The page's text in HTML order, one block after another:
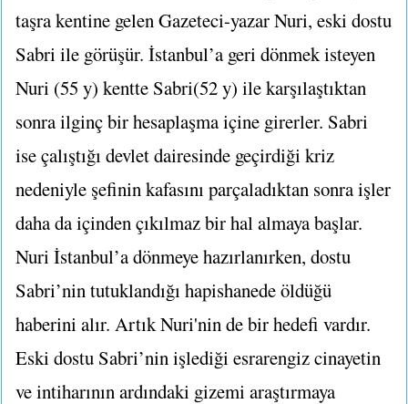
taşra kentine gelen Gazeteci-yazar Nuri, eski dostu
Sabri ile görüşür. İstanbul’a geri dönmek isteyen
Nuri (55 y) kentte Sabri(52 y) ile karşılaştıktan
sonra ilginç bir hesaplaşma içine girerler. Sabri
ise çalıştığı devlet dairesinde geçirdiği kriz
nedeniyle şefinin kafasını parçaladıktan sonra işler
daha da içinden çıkılmaz bir hal almaya başlar.
Nuri İstanbul’a dönmeye hazırlanırken, dostu
Sabri’nin tutuklandığı hapishanede öldüğü
haberini alır. Artık Nuri'nin de bir hedefi vardır.
Eski dostu Sabri’nin işlediği esrarengiz cinayetin
ve intiharının ardındaki gizemi araştırmaya